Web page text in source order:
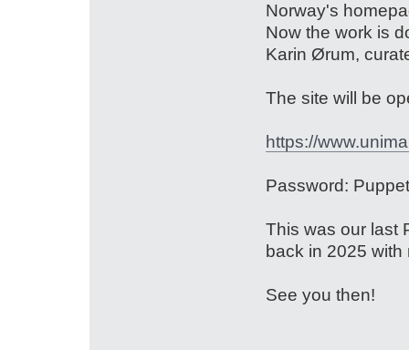
Norway's
Now the work is
Karin Ørum,
The site will be
https://
Password:
This was our last
back in 2025
See you then!